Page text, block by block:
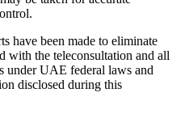
have been made to eliminate
with the teleconsultation and all
under UAE federal laws and
disclosed during this